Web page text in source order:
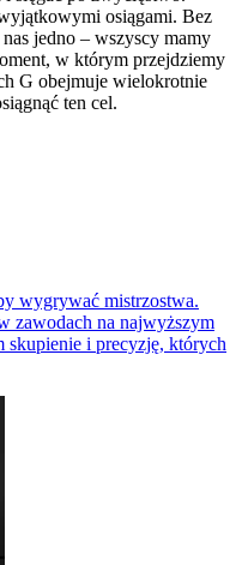
osiągami. Bez
jedno – wszyscy mamy
w którym przejdziemy
G obejmuje wielokrotnie
ten cel.
wygrywać mistrzostwa.
zawodach na najwyższym
skupienie i precyzję, których